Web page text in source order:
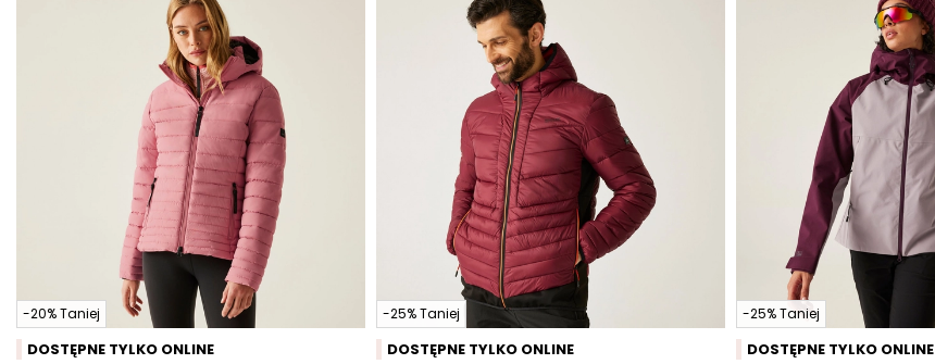
-20% Taniej
DOSTĘPNE TYLKO ONLINE
-25% Taniej
DOSTĘPNE TYLKO ONLINE
-25% Taniej
DOSTĘPNE TYLKO ONLINE